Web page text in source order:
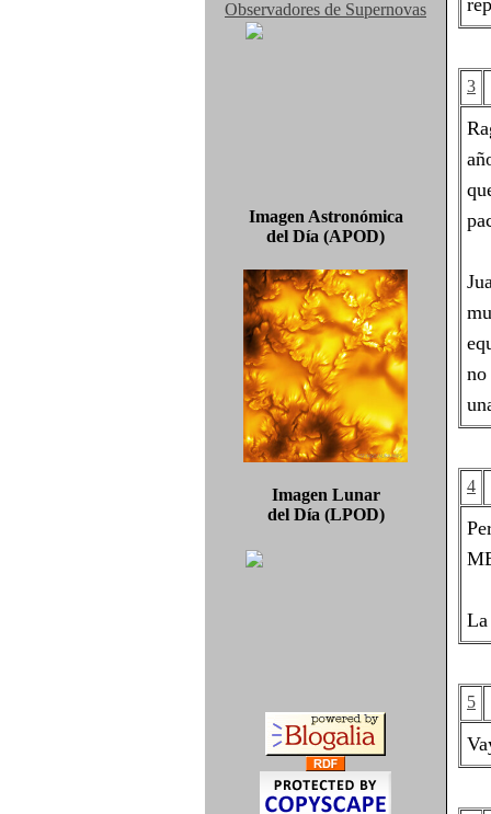
Observadores de Supernovas
Imagen Astronómica
del Día (APOD)
Imagen Lunar
del Día (LPOD)
3
4
La
5